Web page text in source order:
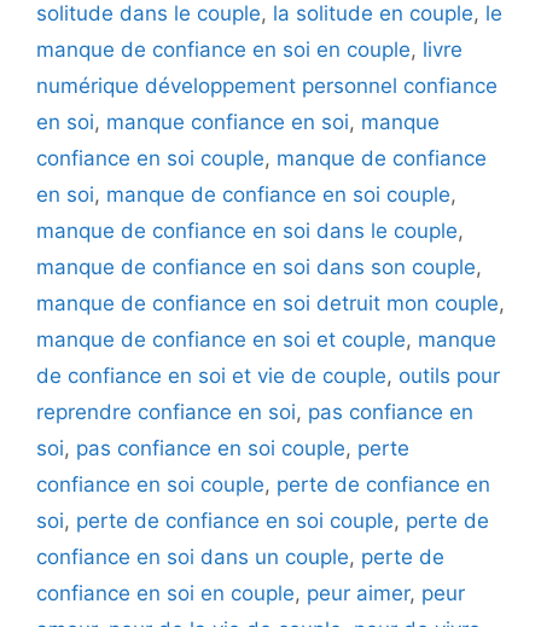
solitude dans le couple, la solitude en couple, le
manque de confiance en soi en couple, livre
numérique développement personnel confiance
en soi, manque confiance en soi, manque
confiance en soi couple, manque de confiance
en soi, manque de confiance en soi couple,
manque de confiance en soi dans le couple,
manque de confiance en soi dans son couple,
manque de confiance en soi detruit mon couple,
manque de confiance en soi et couple, manque
de confiance en soi et vie de couple, outils pour
reprendre confiance en soi, pas confiance en
soi, pas confiance en soi couple, perte
confiance en soi couple, perte de confiance en
soi, perte de confiance en soi couple, perte de
confiance en soi dans un couple, perte de
confiance en soi en couple, peur aimer, peur